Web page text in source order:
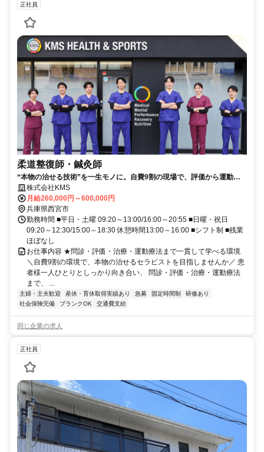
正社員
柔道整復師・鍼灸師
“本物の治せる技術”を一生モノに。自費9割の現場で、評価から運動療
法まで一気通貫！
株式会社KMS
月給260,000円～600,000円
兵庫県西宮市
勤務時間 ■平日・土曜 09:20～13:00/16:00～20:55 ■日曜・祝日
09:20～12:30/15:00～18:30 休憩時間13:00～16:00 ■シフト制 ■残業
ほぼなし
お仕事内容 ★問診・評価・治療・運動療法まで一貫して学べる環境
＼自費9割の環境で、本物の治せるセラピストを目指しませんか／ 患
者様一人ひとりとしっかり向き合い、 問診・評価・治療・運動療法
まで、 ...
主婦・主夫歓迎 産休・育休取得実績あり 急募 固定時間制
研修あり
社会保険完備
ブランクOK 交通費支給
同じ企業の求人
正社員